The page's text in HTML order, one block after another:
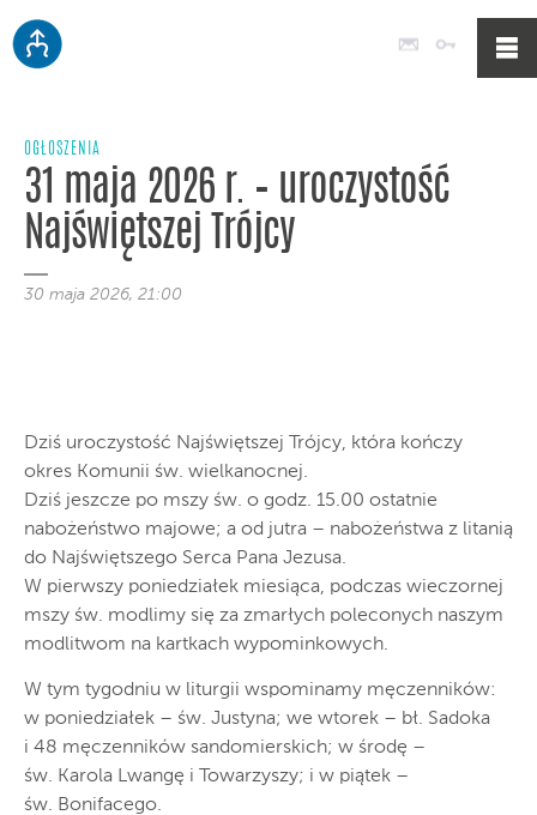
Poczta
OGŁOSZENIA
31 maja 2026 r. – uroczystość
Najświętszej Trójcy
30 maja 2026, 21:00
Dziś uroczystość Najświętszej Trójcy, która kończy
okres Komunii św. wielkanocnej.
Dziś jeszcze po mszy św. o godz. 15.00 ostatnie
nabożeństwo majowe; a od jutra – nabożeństwa z litanią
do Najświętszego Serca Pana Jezusa.
W pierwszy poniedziałek miesiąca, podczas wieczornej
mszy św. modlimy się za zmarłych poleconych naszym
modlitwom na kartkach wypominkowych.
W tym tygodniu w liturgii wspominamy męczenników:
w poniedziałek – św. Justyna; we wtorek – bł. Sadoka
i 48 męczenników sandomierskich; w środę –
św. Karola Lwangę i Towarzyszy; i w piątek –
św. Bonifacego.